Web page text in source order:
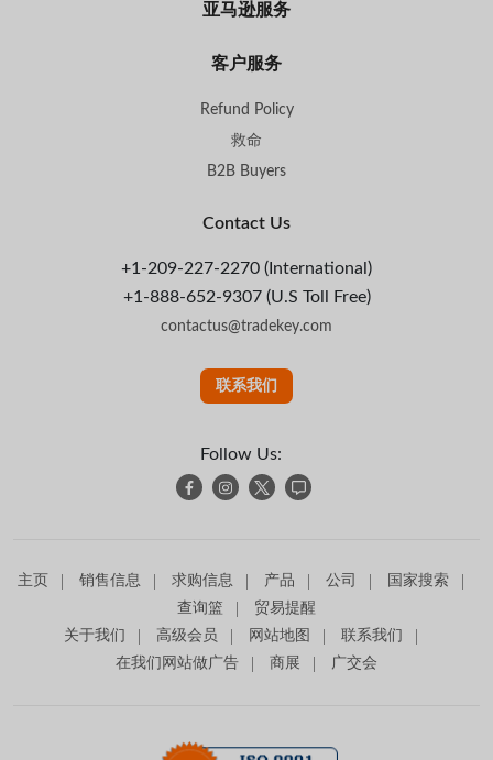
亚马逊服务
客户服务
Refund Policy
救命
B2B Buyers
Contact Us
+1-209-227-2270 (International)
+1-888-652-9307 (U.S Toll Free)
contactus@tradekey.com
联系我们
Follow Us:
主页 销售信息 求购信息 产品 公司
国家搜索
查询篮
贸易提醒
关于我们
高级会员 网站地图
联系我们
在我们网站做广告
商展 广交会